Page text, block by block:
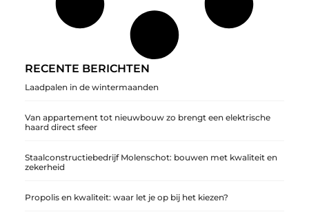
RECENTE BERICHTEN
Laadpalen in de wintermaanden
Van appartement tot nieuwbouw zo brengt een elektrische
haard direct sfeer
Staalconstructiebedrijf Molenschot: bouwen met kwaliteit en
zekerheid
Propolis en kwaliteit: waar let je op bij het kiezen?